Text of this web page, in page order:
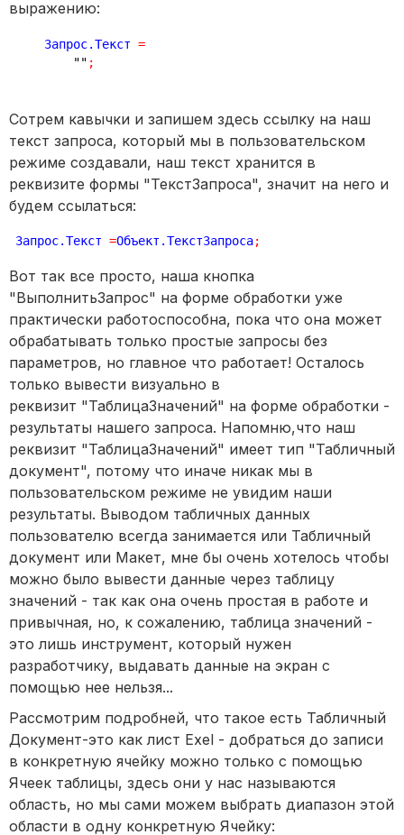
выражению:
Запрос.Текст =
"" ;
Сотрем кавычки и запишем здесь ссылку на наш
текст запроса, который мы в пользовательском
режиме создавали, наш текст хранится в
реквизите формы "ТекстЗапроса", значит на него и
будем ссылаться:
Запрос.Текст =Объект.ТекстЗапроса;
Вот так все просто, наша кнопка
"ВыполнитьЗапрос" на форме обработки уже
практически работоспособна, пока что она может
обрабатывать только простые запросы без
параметров, но главное что работает! Осталось
только вывести визуально в
реквизит "ТаблицаЗначений" на форме обработки -
результаты нашего запроса. Напомню,что наш
реквизит "ТаблицаЗначений" имеет тип "Табличный
документ", потому что иначе никак мы в
пользовательском режиме не увидим наши
результаты. Выводом табличных данных
пользователю всегда занимается или Табличный
документ или Макет, мне бы очень хотелось чтобы
можно было вывести данные через таблицу
значений - так как она очень простая в работе и
привычная, но, к сожалению, таблица значений -
это лишь инструмент, который нужен
разработчику, выдавать данные на экран с
помощью нее нельзя...
Рассмотрим подробней, что такое есть Табличный
Документ-это как лист Exel - добраться до записи
в конкретную ячейку можно только с помощью
Ячеек таблицы, здесь они у нас называются
область, но мы сами можем выбрать диапазон этой
области в одну конкретную Ячейку: